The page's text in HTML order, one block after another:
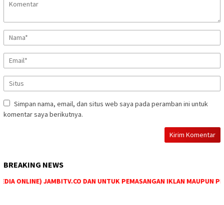
Simpan nama, email, dan situs web saya pada peramban ini untuk
komentar saya berikutnya.
BREAKING NEWS
ONLINE) JAMBITV.CO DAN UNTUK PEMASANGAN IKLAN MAUPUN